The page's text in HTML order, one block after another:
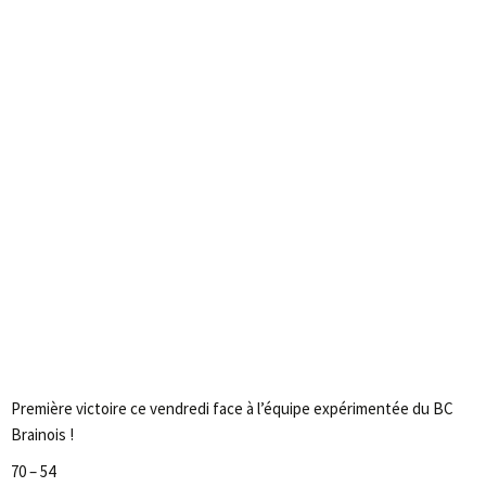
Première victoire ce vendredi face à l’équipe expérimentée du BC
Brainois !
70 – 54